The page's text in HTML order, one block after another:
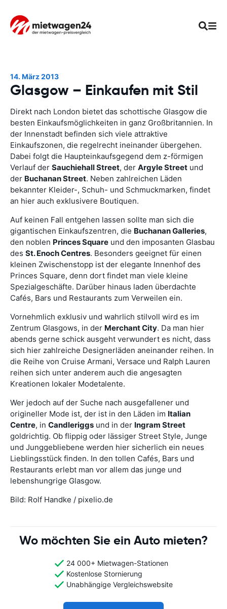
14. März 2013
Glasgow – Einkaufen mit Stil
Direkt nach London bietet das schottische Glasgow die
besten Einkaufsmöglichkeiten in ganz Großbritannien. In
der Innenstadt befinden sich viele attraktive
Einkaufszonen, die regelrecht ineinander übergehen.
Dabei folgt die Haupteinkaufsgegend dem z-förmigen
Verlauf der Sauchiehall Street, der Argyle Street und
der Buchanan Street. Neben zahlreichen Läden
bekannter Kleider-, Schuh- und Schmuckmarken, findet
an hier auch exklusivere Boutiquen.
Auf keinen Fall entgehen lassen sollte man sich die
gigantischen Einkaufszentren, die Buchanan Galleries,
den noblen Princes Square und den imposanten Glasbau
des St. Enoch Centres. Besonders geeignet für einen
kleinen Zwischenstopp ist der elegante Innenhof des
Princes Square, denn dort findet man viele kleine
Spezialgeschäfte. Darüber hinaus laden überdachte
Cafés, Bars und Restaurants zum Verweilen ein.
Vornehmlich exklusiv und wahrlich stilvoll wird es im
Zentrum Glasgows, in der Merchant City. Da man hier
abends gerne schick ausgeht verwundert es nicht, dass
sich hier zahlreiche Designerläden aneinander reihen. In
die Reihe von Cruise Armani, Versace und Ralph Lauren
reihen sich unter anderem auch die angesagten
Kreationen lokaler Modetalente.
Wer jedoch auf der Suche nach ausgefallener und
origineller Mode ist, der ist in den Läden im Italian
Centre, in Candleriggs und in der Ingram Street
goldrichtig. Ob flippig oder lässiger Street Style, Junge
und Junggebliebene werden hier sicherlich ein neues
Lieblingsstück finden. In den tollen Cafés, Bars und
Restaurants erlebt man vor allem das junge und
lebenshungrige Glasgow.
Bild: Rolf Handke / pixelio.de
Wo möchten Sie ein Auto mieten?
24 000+ Mietwagen-Stationen
Kostenlose Stornierung
Unabhängige Vergleichswebsite